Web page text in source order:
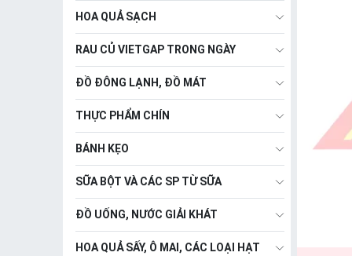
HOA QUẢ SẠCH
RAU CỦ VIETGAP TRONG NGÀY
ĐỒ ĐÔNG LẠNH, ĐỒ MÁT
THỰC PHẨM CHÍN
BÁNH KẸO
SỮA BỘT VÀ CÁC SP TỪ SỮA
ĐỒ UỐNG, NƯỚC GIẢI KHÁT
HOA QUẢ SẤY, Ô MAI, CÁC LOẠI HẠT